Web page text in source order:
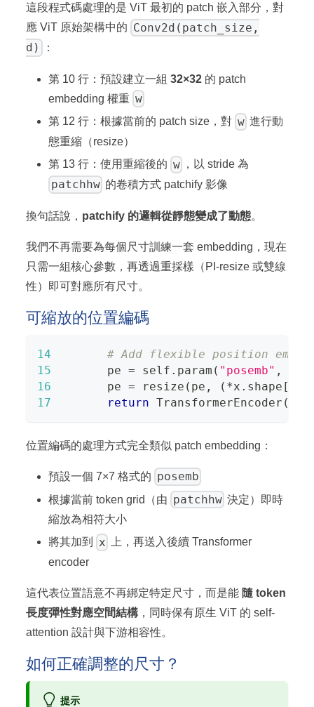
這段程式碼處理的是 ViT 最初的 patch 嵌入部分，對
應 ViT 原始架構中的 Conv2d(patch_size,
d)
：
第 10 行：預設建立一組32×32 的 patch
embedding 權重 w
第 12 行：根據當前的 patch size，對 w 進行動
態重縮（resize）
第 13 行：使用重縮後的 w ，以 stride 為
patchhw 的卷積方式 patchify 影像
換句話說， patchify 的邏輯從靜態變成了動態。
我們不再需要為每個尺寸訓練一套 embedding，現在
只需一組核心參數，再透過重採樣（PI-resize 或雙線
性）即可對應所有尺寸。
可縮放的位置編碼
14
# Add flexible position
15
        pe
= self . param ( "posemb" ,
16
        pe
= resize ( pe , ( *x . shape [
17
return TransformerEncoder (
位置編碼的處理方式完全類似 patch embedding：
預設一個 7×7 格式的 posemb
根據當前 token grid（由 patchhw 決定）即時
縮放為相符大小
將其加到
x
上，再送入後續 Transformer
encoder
這代表位置語意不再綁定特定尺寸，而是能 隨 token
長度彈性對應空間結構 ，同時保有原生 ViT 的 self-
attention 設計與下游相容性。
如何正確調整的尺寸？
提示